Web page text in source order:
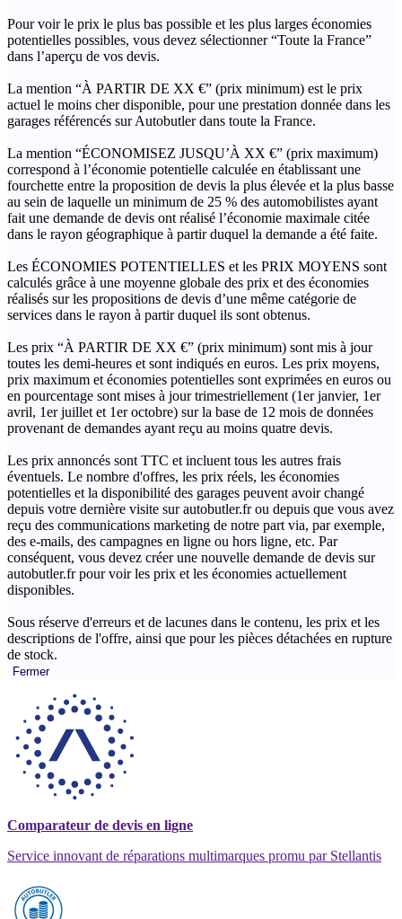
Pour voir le prix le plus bas possible et les plus larges économies
potentielles possibles, vous devez sélectionner “Toute la France”
dans l’aperçu de vos devis.
La mention “À PARTIR DE XX €” (prix minimum) est le prix
actuel le moins cher disponible, pour une prestation donnée dans les
garages référencés sur Autobutler dans toute la France.
La mention “ÉCONOMISEZ JUSQU’À XX €” (prix maximum)
correspond à l’économie potentielle calculée en établissant une
fourchette entre la proposition de devis la plus élevée et la plus basse
au sein de laquelle un minimum de 25 % des automobilistes ayant
fait une demande de devis ont réalisé l’économie maximale citée
dans le rayon géographique à partir duquel la demande a été faite.
Les ÉCONOMIES POTENTIELLES et les PRIX MOYENS sont
calculés grâce à une moyenne globale des prix et des économies
réalisés sur les propositions de devis d’une même catégorie de
services dans le rayon à partir duquel ils sont obtenus.
Les prix “À PARTIR DE XX €” (prix minimum) sont mis à jour
toutes les demi-heures et sont indiqués en euros. Les prix moyens,
prix maximum et économies potentielles sont exprimées en euros ou
en pourcentage sont mises à jour trimestriellement (1er janvier, 1er
avril, 1er juillet et 1er octobre) sur la base de 12 mois de données
provenant de demandes ayant reçu au moins quatre devis.
Les prix annoncés sont TTC et incluent tous les autres frais
éventuels. Le nombre d'offres, les prix réels, les économies
potentielles et la disponibilité des garages peuvent avoir changé
depuis votre dernière visite sur autobutler.fr ou depuis que vous avez
reçu des communications marketing de notre part via, par exemple,
des e-mails, des campagnes en ligne ou hors ligne, etc. Par
conséquent, vous devez créer une nouvelle demande de devis sur
autobutler.fr pour voir les prix et les économies actuellement
disponibles.
Sous réserve d'erreurs et de lacunes dans le contenu, les prix et les
descriptions de l'offre, ainsi que pour les pièces détachées en rupture
de stock.
Fermer
Comparateur de devis en ligne
Service innovant de réparations multimarques promu par Stellantis